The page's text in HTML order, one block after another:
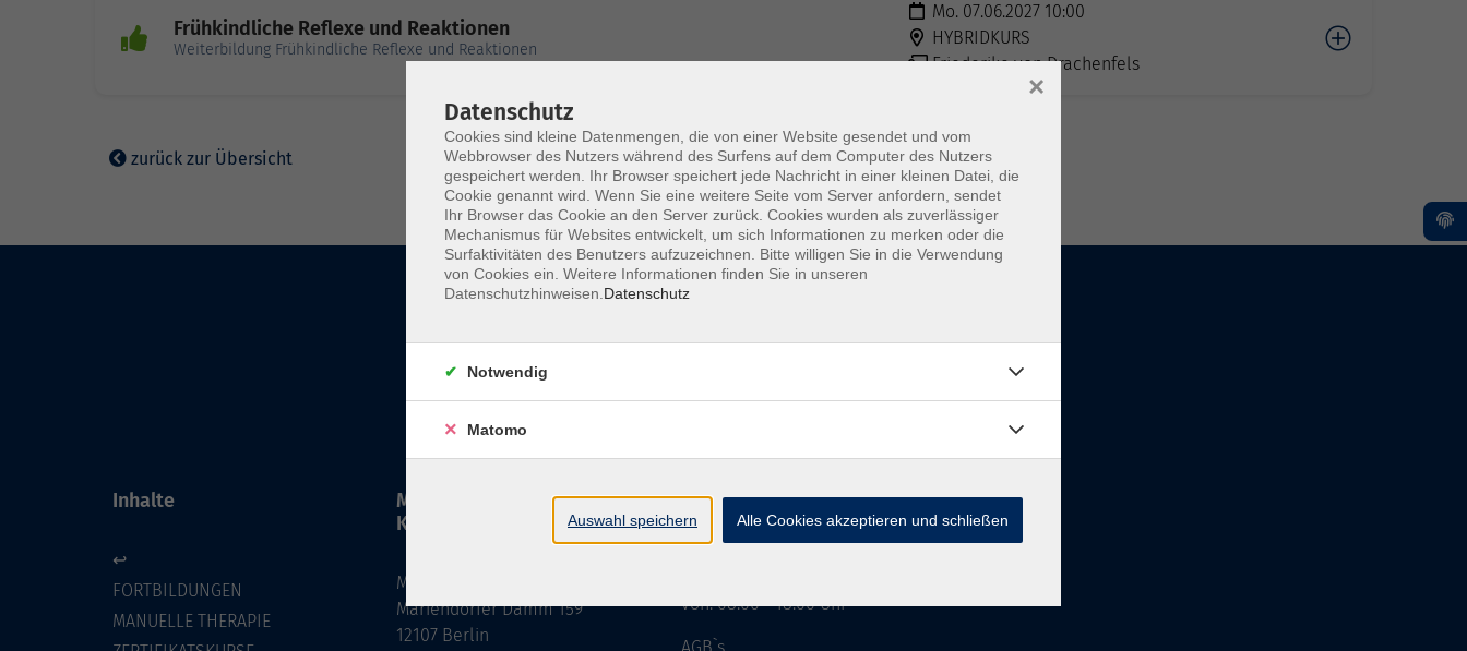
Frühkindliche Reflexe und Reaktionen
Weiterbildung Frühkindliche Reflexe und Reaktionen
Mo. 07.06.2027 10:00
HYBRIDKURS
Friederike von Drachenfels
zurück zur Übersicht
Inhalte
↩
FORTBILDUNGEN
MANUELLE THERAPIE
MFZ BERLIN GMBH & CO
KG
MFZ BERLIN GMBH & CO KG
Mariendorfer Damm 159
12107 Berlin
Öffnungszeiten
von: 08:00 - 18:00 Uhr
Datenschutz
Cookies sind kleine Datenmengen, die von einer Website gesendet und vom
Webbrowser des Nutzers während des Surfens auf dem Computer des Nutzers
gespeichert werden. Ihr Browser speichert jede Nachricht in einer kleinen Datei, die
Cookie genannt wird. Wenn Sie eine weitere Seite vom Server anfordern, sendet
Ihr Browser das Cookie an den Server zurück. Cookies wurden als zuverlässiger
Mechanismus für Websites entwickelt, um sich Informationen zu merken oder die
Surfaktivitäten des Benutzers aufzuzeichnen. Bitte willigen Sie in die Verwendung
von Cookies ein. Weitere Informationen finden Sie in unseren
Datenschutzhinweisen. Datenschutz
×
Notwendig
Matomo
Auswahl speichern Alle Cookies akzeptieren und schließen